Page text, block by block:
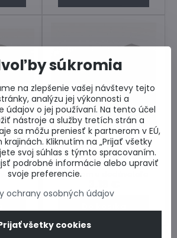
38%
200
kus.
38%
YTONG Klasik 125
Priečková tvárnica šírky 125
mm. Cena za kus.
Skladom u dodávateľa
súkromia
na zlepšenie vašej návštevy tejto
analýzu jej výkonnosti a
údajov o jej používaní. Na tento účel
nástroje a služby tretích strán a
sa môžu preniesť k partnerom v EÚ,
krajinách. Kliknutím na „Prijať všetky
svoj súhlas s týmto spracovaním.
podrobné informácie alebo upraviť
svoje preferencie.
ochrany osobných údajov
všetky cookies